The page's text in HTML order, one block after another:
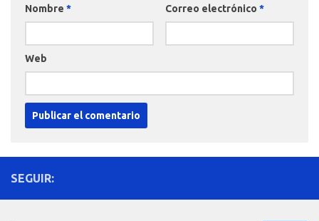
Nombre * Correo electrónico *
Web
SEGUIR: